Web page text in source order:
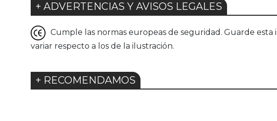
+ ADVERTENCIAS Y AVISOS LEGALES
Cumple las normas europeas de seguridad. Guarde
variar respecto a los de la ilustración.
+ RECOMENDAMOS